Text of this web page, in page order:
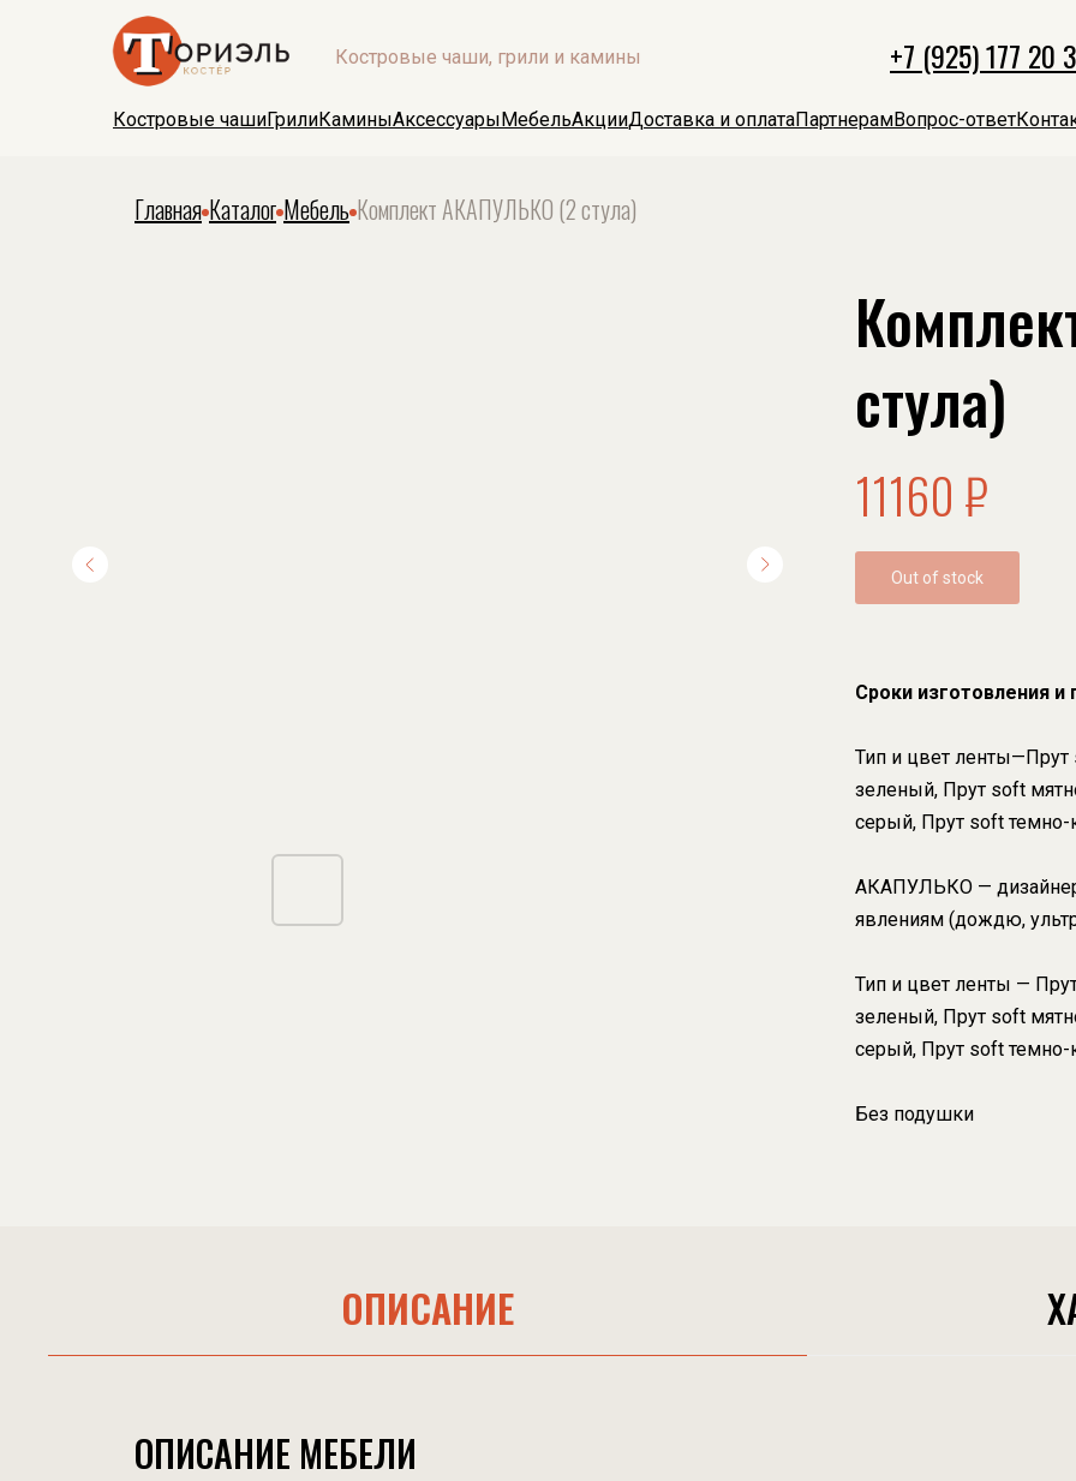
Костровые чашиГрилиКаминыАксессуарыМебельАкцииДоставка и оплатаПартнерамВопрос-ответ
+7 (925) 177 20
Костровые чаши, грили и камины +7 (925) 177 20 34
Главная Каталог Мебель Комплект АКАПУЛЬКО (2 стула)
стула)
11160 ₽
Out of stock
Сроки изготовления и
Тип и цвет
зеленый, Прут soft
серый, Прут soft
АКАПУЛЬКО —
явлениям (дождю,
Тип и цвет ленты —
зеленый, Прут soft
серый, Прут soft
Без подушки
ОПИСАНИЕ
ОПИСАНИЕ МЕБЕЛИ